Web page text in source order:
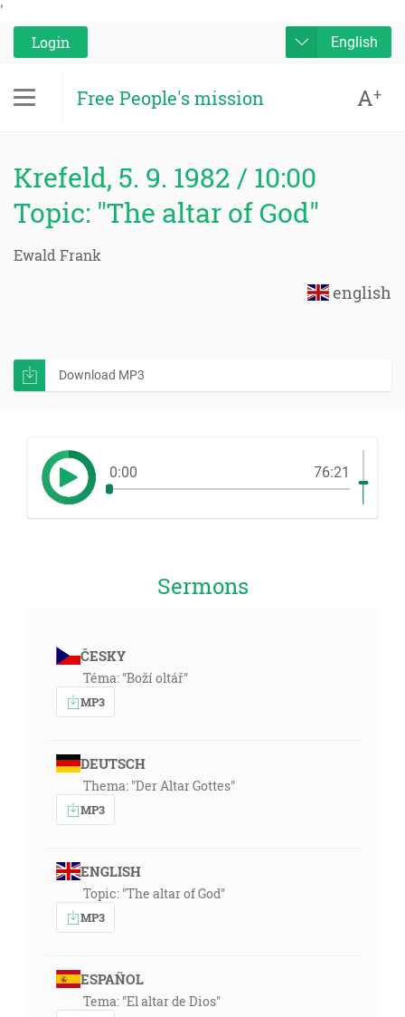
'
Login
English
Free People's mission A+
Krefeld, 5. 9. 1982 / 10:00
Topic: "The altar of God"
Ewald Frank
english
Download MP3
0:00 76:21
Sermons
ČESKY
Téma: "Boží oltář"
MP3
DEUTSCH
Thema: "Der Altar Gottes"
MP3
ENGLISH
Topic: "The altar of God"
MP3
ESPAÑOL
Tema: "El altar de Dios"